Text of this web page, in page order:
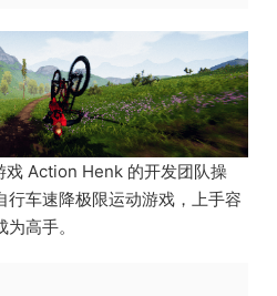
戏 Action Henk 的开发团队操
行车速降极限运动游戏，上手容
高手。